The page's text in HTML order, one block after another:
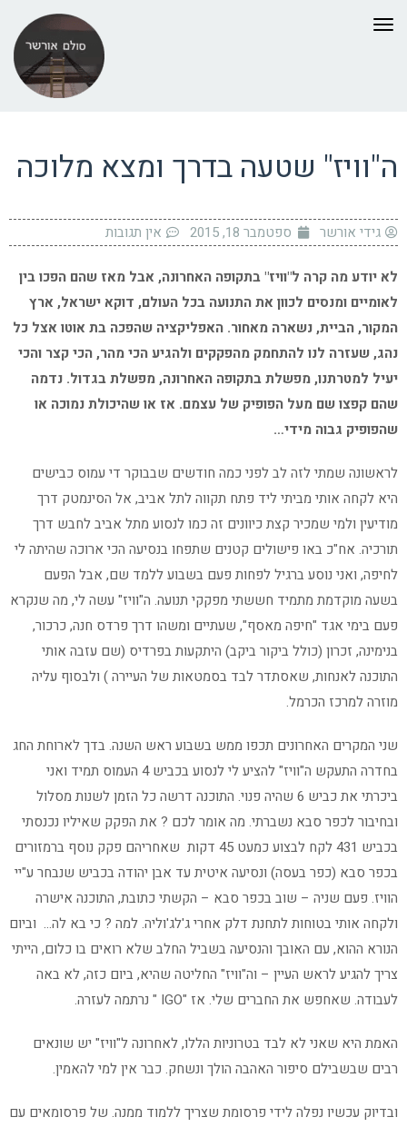
תפריט
ה"וויז" שטעה בדרך ומצא מלוכה
גידי אורשר ספטמבר 18, 2015 אין תגובות
לא יודע מה קרה ל"וויז" בתקופה האחרונה, אבל מאז שהם הפכו בין
לאומיים ומנסים לכוון את התנועה בכל העולם, דוקא ישראל, ארץ
המקור, הביית, נשארה מאחור. האפליקציה שהפכה בת אוטו אצל כל
נהג, שעזרה לנו להתחמק מהפקקים ולהגיע הכי מהר, הכי קצר והכי
יעיל למטרתנו, מפשלת בתקופה האחרונה, מפשלת בגדול. נדמה
שהם קפצו שם מעל הפופיק של עצמם. אז או שהיכולת נמוכה או
שהפופיק גבוה מידי…
לראשונה שמתי לזה לב לפני כמה חודשים שבבוקר די עמוס כבישים
היא לקחה אותי מביתי ליד פתח תקווה לתל אביב, אל הסינמטק דרך
מודיעין ולמי שמכיר קצת כיוונים זה כמו לנסוע מתל אביב לחבש דרך
תורכיה. אח"כ באו פישולים קטנים שתפחו בנסיעה הכי ארוכה שהיתה לי
לחיפה, ואני נוסע ברגיל לפחות פעם בשבוע ללמד שם, אבל הפעם
בשעה מוקדמת מתמיד חששתי מפקקי תנועה. ה"וויז" עשה לי, מה שנקרא
פעם בימי אגד "חיפה מאסף", שעתיים ומשהו דרך פרדס חנה, כרכור,
בנימינה, זכרון (כולל ביקור ביקב) היתקעות בפרדיס (שם עזבה אותי
התוכנה לאנחות, שאסתדר לבד בסמטאות של העיירה ) ולבסוף עליה
מוזרה למרכז הכרמל.
שני המקרים האחרונים תכפו ממש בשבוע ראש השנה. בדך לארוחת החג
בחדרה התעקש ה"וויז" להציע לי לנסוע בכביש 4 העמוס תמיד ואני
ביכרתי את כביש 6 שהיה פנוי. התוכנה דרשה כל הזמן לשנות מסלול
ובחיבור לכפר סבא נשברתי. מה אומר לכם ? את הפקק שאיליו נכנסתי
בכביש 431 לקח לבצוע כמעט 45 דקות שאחריהם פקק נוסף ברמזורים
בכפר סבא (כפר בעסה) ונסיעה איטית עד אבן יהודה בכביש שנבחר ע"יי
הוויז. פעם שניה – שוב בכפר סבא – הקשתי כתובת, התוכנה אישרה
ולקחה אותי בטוחות לתחנת דלק אחרי ג'לג'וליה. למה ? כי בא לה… וביום
הנורא ההוא, עם האובך והנסיעה בשביל החלב שלא רואים בו כלום, הייתי
צריך להגיע לראש העיין – וה"וויז" החליטה שהיא, ביום כזה, לא באה
לעבודה. שאחפש את החברים שלי. אז "IGO " נרתמה לעזרה.
האמת היא שאני לא לבד בטרוניות הללו, לאחרונה ל"וויז" יש שונאים
רבים שבשבילם סיפור האהבה הולך ונשחק. כבר אין למי להאמין.
ובדיוק עכשיו נפלה לידי פרסומת שצריך ללמוד ממנה. של פרסומאים עם